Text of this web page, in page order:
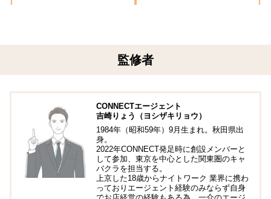
監修者
CONNECTエージェント
吉崎りょう（ヨシザキリョウ）
1984年（昭和59年）9月生まれ。秋田県出
身。
2022年CONNECT発足時に創設メンバーと
して参加、東京を中心とした関東圏のキャ
バクラを担当する。
上京した18歳からナイトワーク 業界に携わ
っておりエージェント経験のみならず自身